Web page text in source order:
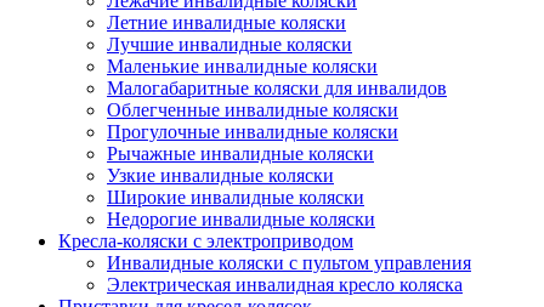
Летние инвалидные коляски
Лучшие инвалидные коляски
Маленькие инвалидные коляски
Малогабаритные коляски для инвалидов
Облегченные инвалидные коляски
Прогулочные инвалидные коляски
Рычажные инвалидные коляски
Узкие инвалидные коляски
Широкие инвалидные коляски
Недорогие инвалидные коляски
Кресла-коляски с электроприводом
Инвалидные коляски с пультом управления
Электрическая инвалидная кресло коляска